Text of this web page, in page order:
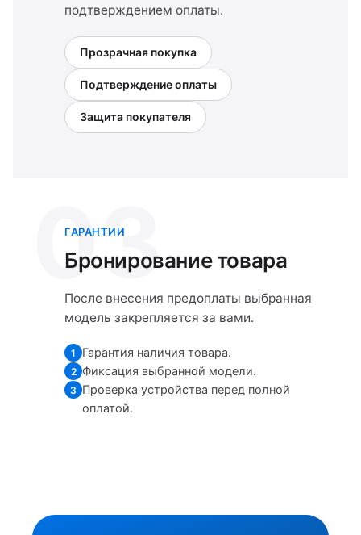
подтверждением оплаты.
Прозрачная покупка
Подтверждение оплаты
Защита покупателя
03
ГАРАНТИИ
Бронирование товара
После внесения предоплаты выбранная
модель закрепляется за вами.
1 Гарантия наличия товара.
2 Фиксация выбранной модели.
3 Проверка устройства перед полной
оплатой.